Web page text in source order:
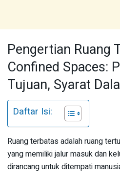
Pengertian Ruang
Confined Spaces:
Tujuan, Syarat
Daftar Isi:
Ruang terbatas adalah ruang
yang memiliki jalur masuk dan
dirancang untuk ditempati